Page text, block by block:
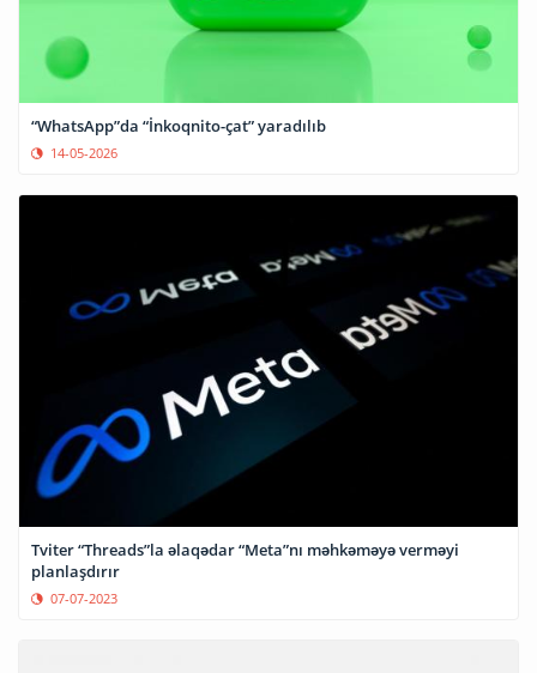
“WhatsApp”da “İnkoqnito-çat” yaradılıb
14-05-2026
Tviter “Threads”la əlaqədar “Meta”nı məhkəməyə verməyi
planlaşdırır
07-07-2023